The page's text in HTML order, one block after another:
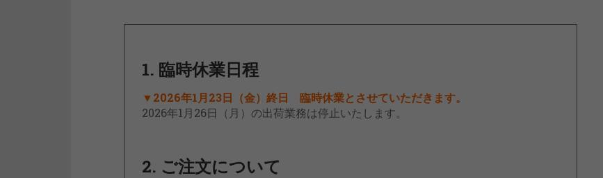
1. 臨時休業日程
▼2026年1月23日（金）終日 臨時休業とさせていただきます。
2026年1月26日（月）の出荷業務は停止いたします。
2. ご注文について